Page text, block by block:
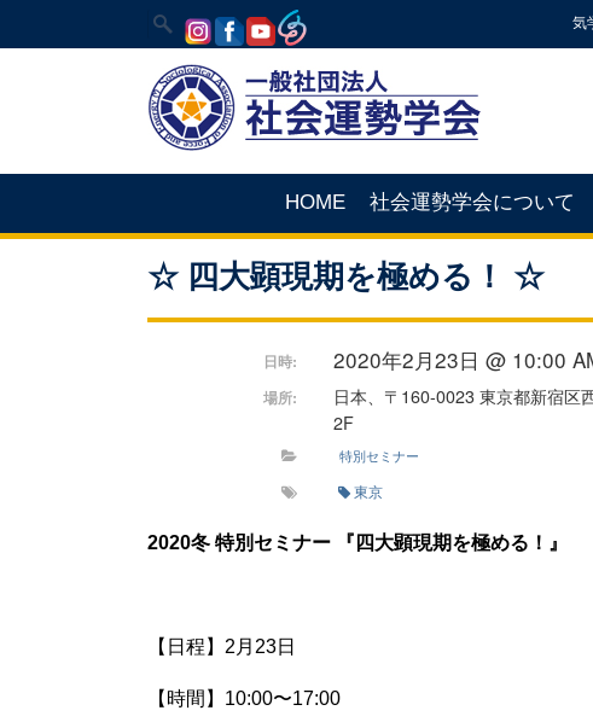
気
HOME 社会運勢学会について
☆ 四大顕現期を極める！ ☆
日時: 2020年2月23日 @ 10:00
場所:
日本、〒160-0023 東京都新宿区
2F
特別セミナー
東京
2020冬 特別セミナー 『四大顕現期を極める！』
【日程】2月23日
【時間】10:00〜17:00